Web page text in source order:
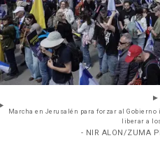
Marcha en Jerusalén para forzar al
liberar a
- NIR ALON/ZUMA